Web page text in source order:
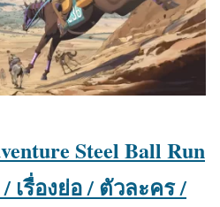
Steel Ball Run
เรื่องย่อ / ตัวละคร /